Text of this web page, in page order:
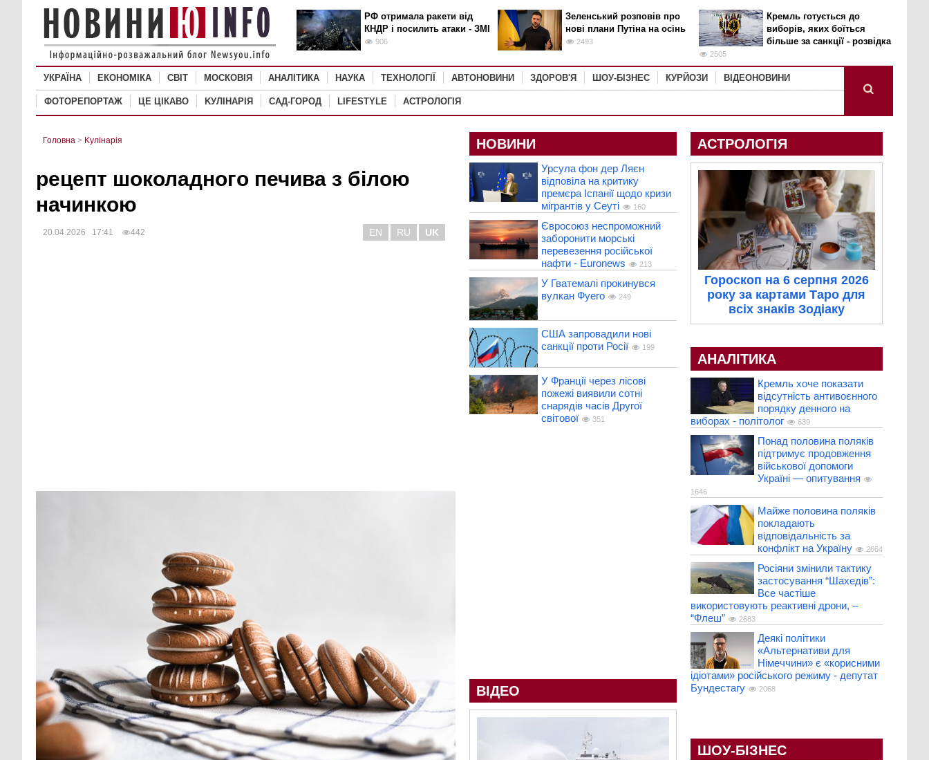
РФ отримала ракети від
КНДР і посилить атаки - ЗМІ
906
Зеленський розповів про
нові плани Путіна на осінь
2493
Кремль готується до
виборів, яких боїться
більше за санкції - розвідка
2505
УКРАЇНА ЕКОНОМІКА СВІТ MОСКОВІЯ АНАЛІТИКА НАУКА ТЕХНОЛОГІЇ АВТОНОВИНИ ЗДОРОВ'Я ШОУ-БІЗНЕС КУРЙОЗИ ВІДЕОНОВИНИ
ФОТОРЕПОРТАЖ ЦЕ ЦІКАВО KУЛІНАРІЯ САД-ГОРОД LIFESTYLE АСТРОЛОГІЯ
Головна > Kулінарія
рецепт шоколадного печива з білою
начинкою
20.04.2026 17:41 442 EN RU UK
НОВИНИ
Урсула фон дер Ляєн
відповіла на критику
премєра Іспанії щодо кризи
мігрантів у Сеуті
160
Євросоюз неспроможний
заборонити морські
перевезення російської
нафти - Euronews
213
У Гватемалі прокинувся
вулкан Фуего
249
США запровадили нові
санкції проти Росії
199
У Франції через лісові
пожежі виявили сотні
снарядів часів Другої
світової
351
ВІДЕО
АСТРОЛОГІЯ
Гороскоп на 6 серпня 2026
року за картами Таро для
всіх знаків Зодіаку
АНАЛІТИКА
Кремль хоче показати
відсутність антивоєнного
порядку денного на
виборах - політолог
639
Понад половина поляків
підтримує продовження
військової допомоги
Україні — опитування
1646
Майже половина поляків
покладають
відповідальність за
конфлікт на Україну
2664
Росіяни змінили тактику
застосування “Шахедів”:
Все частіше
використовують реактивні дрони, –
“Флеш”
2683
Деякі політики
«Альтернативи для
Німеччини» є «корисними
ідіотами» російського режиму - депутат
Бундестагу
2068
ШОУ-БІЗНЕС